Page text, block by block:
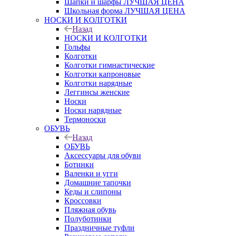
Шапки и шарфы ЛУЧШАЯ ЦЕНА
Школьная форма ЛУЧШАЯ ЦЕНА
НОСКИ И КОЛГОТКИ
Назад
НОСКИ И КОЛГОТКИ
Гольфы
Колготки
Колготки гимнастические
Колготки капроновые
Колготки нарядные
Леггинсы женские
Носки
Носки нарядные
Термоноски
ОБУВЬ
Назад
ОБУВЬ
Аксессуары для обуви
Ботинки
Валенки и угги
Домашние тапочки
Кеды и слипоны
Кроссовки
Пляжная обувь
Полуботинки
Праздничные туфли